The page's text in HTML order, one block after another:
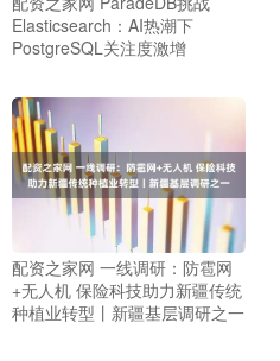
Elasticsearch：AI热潮下
PostgreSQL关注度激增
配资之家网 一线调研：防雹网
+无人机 保险科技助力新疆传统
种植业转型丨新疆基层调研之一